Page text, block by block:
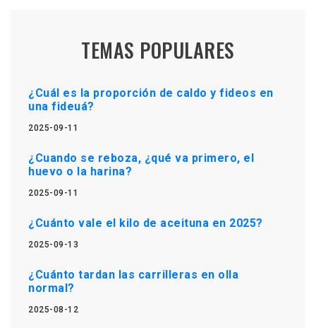
TEMAS POPULARES
¿Cuál es la proporción de caldo y fideos en
una fideuá?
2025-09-11
¿Cuando se reboza, ¿qué va primero, el
huevo o la harina?
2025-09-11
¿Cuánto vale el kilo de aceituna en 2025?
2025-09-13
¿Cuánto tardan las carrilleras en olla
normal?
2025-08-12